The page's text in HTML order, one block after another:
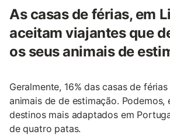
As casas de férias, em
aceitam viajantes que
os seus animais de
Geralmente, 16% das casas de
animais de de estimação. Podemos,
destinos mais adaptados em
de quatro patas.